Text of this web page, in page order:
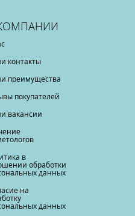
контакты
преимущества
покупателей
вакансии
в
обработки
данных
на
данных